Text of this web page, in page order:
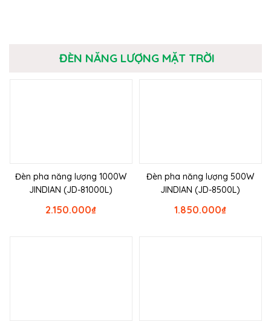
ĐÈN NĂNG LƯỢNG MẶT TRỜI
Đèn pha năng lượng 1000W
JINDIAN (JD-81000L)
₫
2.150.000
Đèn pha năng lượng 500W
JINDIAN (JD-8500L)
₫
1.850.000